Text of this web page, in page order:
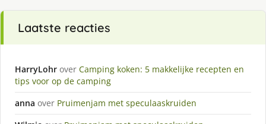
Laatste reacties
HarryLohr over Camping koken: 5 makkelijke recepten en
tips voor op de camping
anna over Pruimenjam met speculaaskruiden